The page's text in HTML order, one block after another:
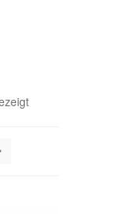
Nach